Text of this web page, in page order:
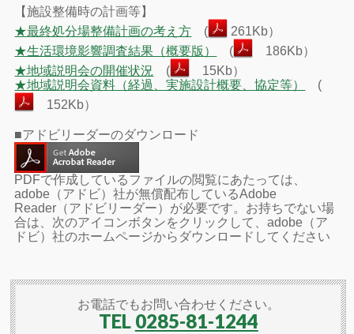
【施設整備時の計画等】
★最終処分場整備計画の考え方 (
261Kb）
★生活環境影響調査結果（概要版）
(
186Kb）
★地域説明会の開催状況 (
15Kb）
★地域説明会資料（経過、実施設計概要、協定等）
(
152Kb）
■アドビリーダーのダウンロード
PDFで作成しているファイルの閲覧にあたっては、
adobe（アドビ）社が無償配布しているAdobe
Reader（アドビリーダー）が必要です。お持ちでない場
合は、次のアイコンボタンをクリックして、adobe（ア
ドビ）社のホームページからダウンロードしてください
お電話でもお問い合わせください。
TEL 0285-81-1244